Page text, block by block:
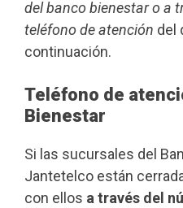
del banco bienestar o a
teléfono de atención del
continuación.
Teléfono de
Bienestar
Si las sucursales del
Jantetelco están
con ellos a través del